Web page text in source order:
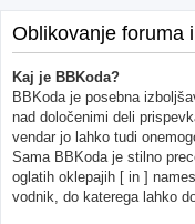
Oblikovanje foruma
Kaj je BBKoda?
BBKoda je posebna
nad določenimi deli
vendar jo lahko tudi
Sama BBKoda je stilno
oglatih oklepajih [ in ]
vodnik, do katerega lahko